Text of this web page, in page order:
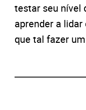
testar seu nível
aprender a lidar
que tal fazer